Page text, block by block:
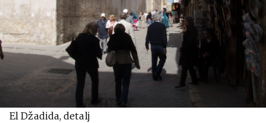
El Džadida, detalj